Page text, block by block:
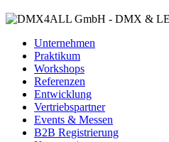
Unternehmen
Praktikum
Workshops
Referenzen
Entwicklung
Vertriebspartner
Events & Messen
B2B Registrierung